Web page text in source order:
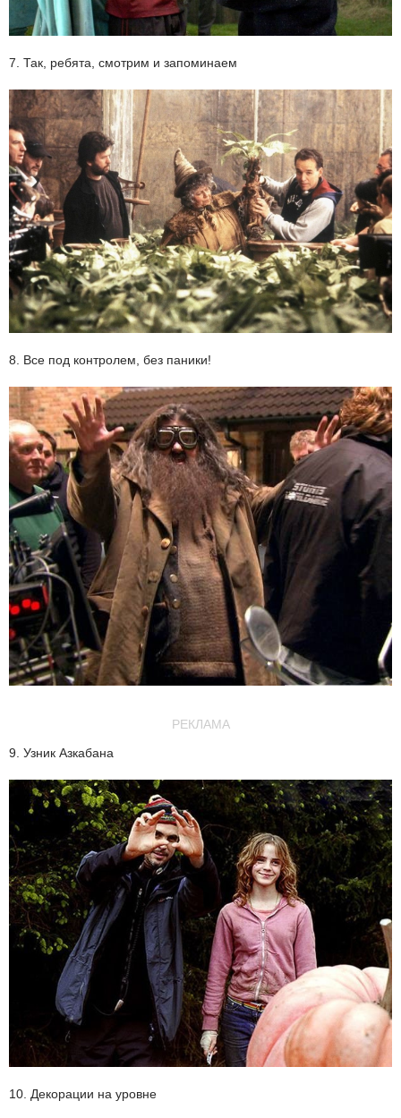
7. Так, ребята, смотрим и запоминаем
8. Все под контролем, без паники!
РЕКЛАМА
9. Узник Азкабана
10. Декорации на уровне